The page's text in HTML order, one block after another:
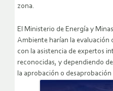
zona.
El Ministerio de Energía y
Ambiente harían la evaluación
con la asistencia de expertos
reconocidas, y dependiendo
la aprobación o